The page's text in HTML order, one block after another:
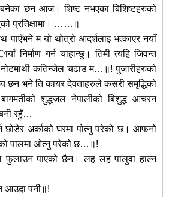
बनेका छन आज। शिष्ट नभएका बिशिष्टहरुको
प्रतिक्षामा। ……॥
पाएँभने म यो थोत्रो आदर्शलाइ भत्काएर नयाँ
निर्माण गर्न चाहान्छु। तिमी त्यहि जिवन्त
नोटमाथी कतिन्जेल चढाउ म…॥! पुजारीहरुको
छन भने ति कायर देवताहरुले कसरी समृद्धिको
शुद्धजल नेपालीको बिशुद्ध आचरन
रहुँ…
छोडेर अर्काको घरमा पोत्नु परेको छ। आफनो
पालमा ओत्नु परेको छ…॥!
पाएको छैन। लह लह पालुवा हाल्न
आउदा पनी॥!